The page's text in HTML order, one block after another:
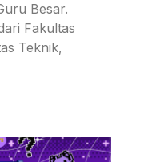
Besar.
Fakultas
Teknik,